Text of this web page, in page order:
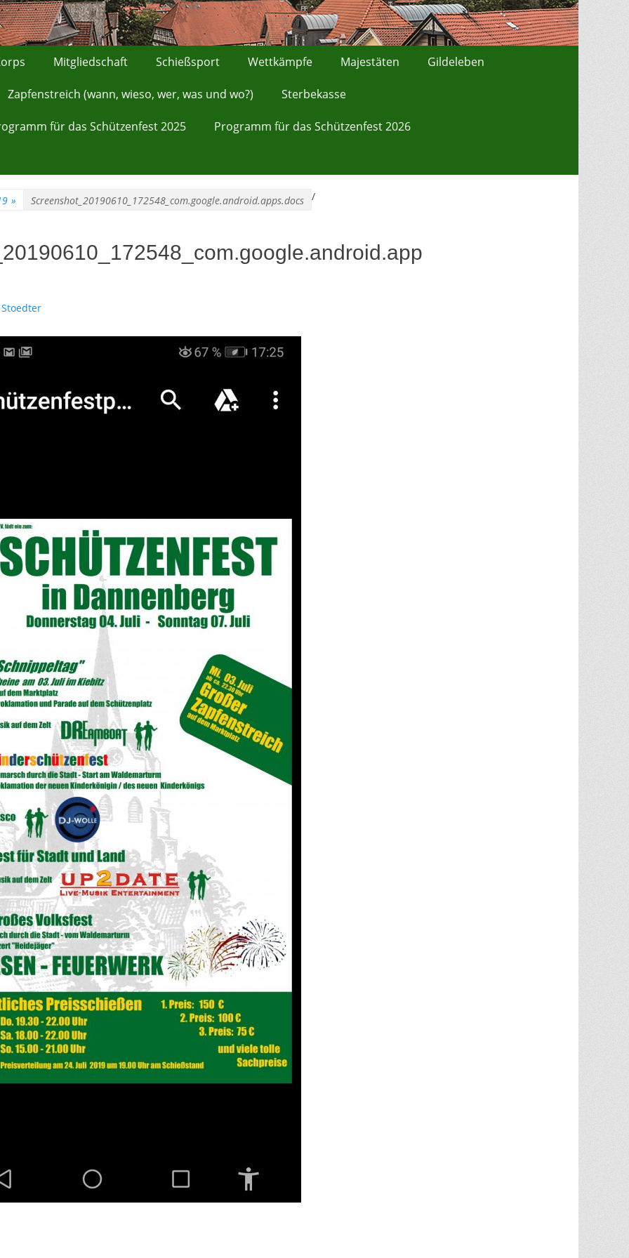
Mitgliedschaft Schießsport Wettkämpfe Majestäten Gildeleben
Zapfenstreich (wann, wieso, wer, was und wo?) Sterbekasse
für das Schützenfest 2025 Programm für das Schützenfest 2026
/
» Screenshot_20190610_172548_com.google.android.apps.docs